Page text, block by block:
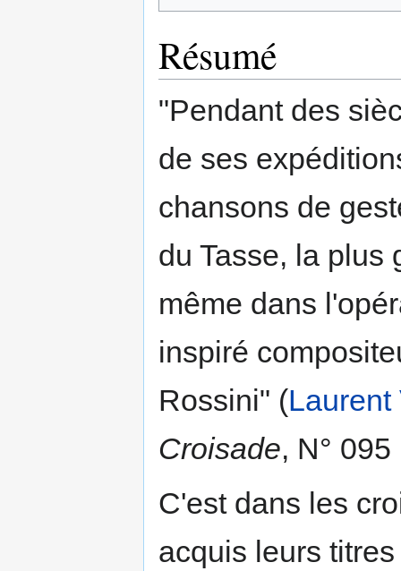
Résumé
"Pendant des
de ses
chansons de
du Tasse, la plus
même dans
inspiré
Rossini" (Laurent
Croisade, N°
C'est dans les
acquis leurs